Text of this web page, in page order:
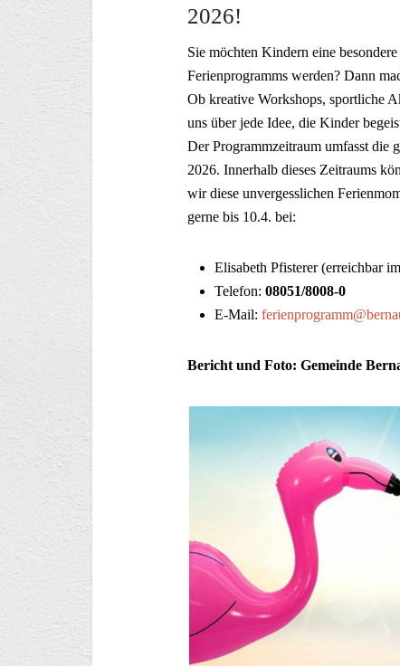
2026!
Sie möchten Kindern eine
Ferienprogramms werden? Dann
Ob kreative Workshops, sportliche
uns über jede Idee, die Kinder
Der Programmzeitraum umfasst die
2026. Innerhalb dieses Zeitraums
wir diese unvergesslichen
gerne bis 10.4. bei:
Elisabeth Pfisterer (erreichbar
Telefon: 08051/8008-0
E-Mail:
Bericht und Foto: Gemeinde